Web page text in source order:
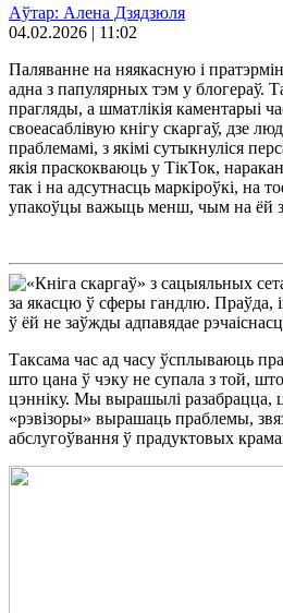
Аўтар: Алена Дзядзюля
04.02.2026 | 11:02
Паляванне на няякасную і
адна з папулярных тэм у блогераў.
прагляды, а шматлікія каментарыі
своеасаблівую кнігу скаргаў, дзе
праблемамі, з якімі сутыкнуліся
якія праскокваюць у ТікТок,
так і на адсутнасць маркіроўкі, на
упакоўцы важыць менш, чым на ёй
Таксама час ад часу ўсплываюць
што цана ў чэку не супала з той,
цэнніку. Мы вырашылі разабрацца,
«рэвізоры» вырашаць праблемы,
абслугоўвання ў прадуктовых